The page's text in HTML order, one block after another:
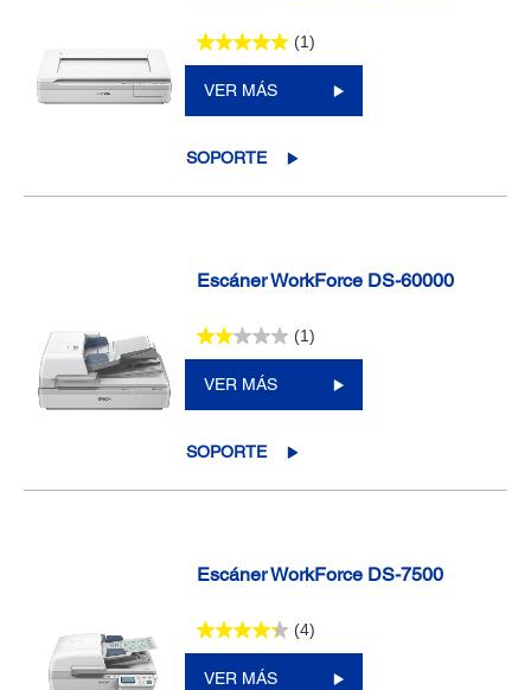
(1)
VER MÁS
SOPORTE
Escáner WorkForce DS-60000
(1)
VER MÁS
SOPORTE
Escáner WorkForce DS-7500
(4)
VER MÁS